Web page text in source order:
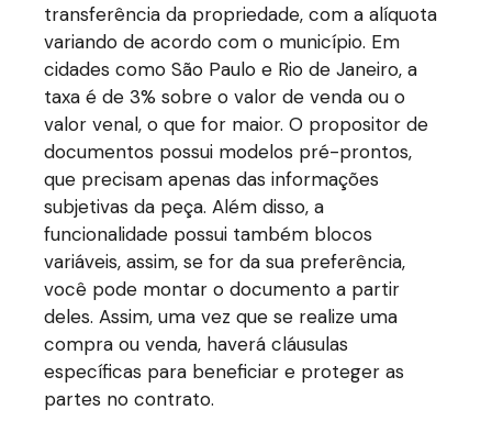
transferência da propriedade, com a alíquota
variando de acordo com o município. Em
cidades como São Paulo e Rio de Janeiro, a
taxa é de 3% sobre o valor de venda ou o
valor venal, o que for maior. O propositor de
documentos possui modelos pré-prontos,
que precisam apenas das informações
subjetivas da peça. Além disso, a
funcionalidade possui também blocos
variáveis, assim, se for da sua preferência,
você pode montar o documento a partir
deles. Assim, uma vez que se realize uma
compra ou venda, haverá cláusulas
específicas para beneficiar e proteger as
partes no contrato.